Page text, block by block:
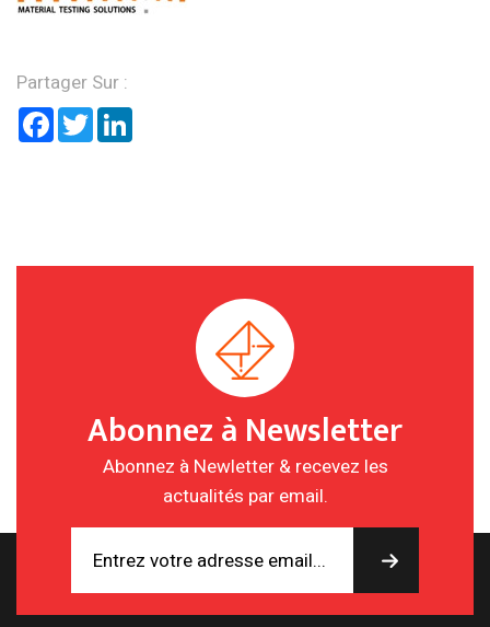
Partager Sur :
Facebook
Twitter
Abonnez à Newsletter
Abonnez à Newletter & recevez les
actualités par email.